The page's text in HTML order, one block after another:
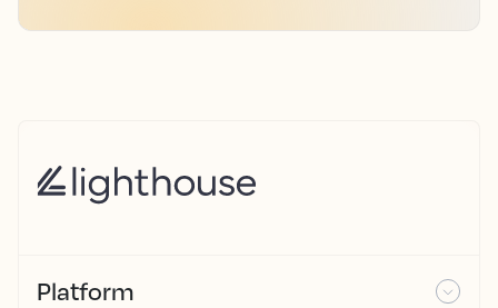
Platform